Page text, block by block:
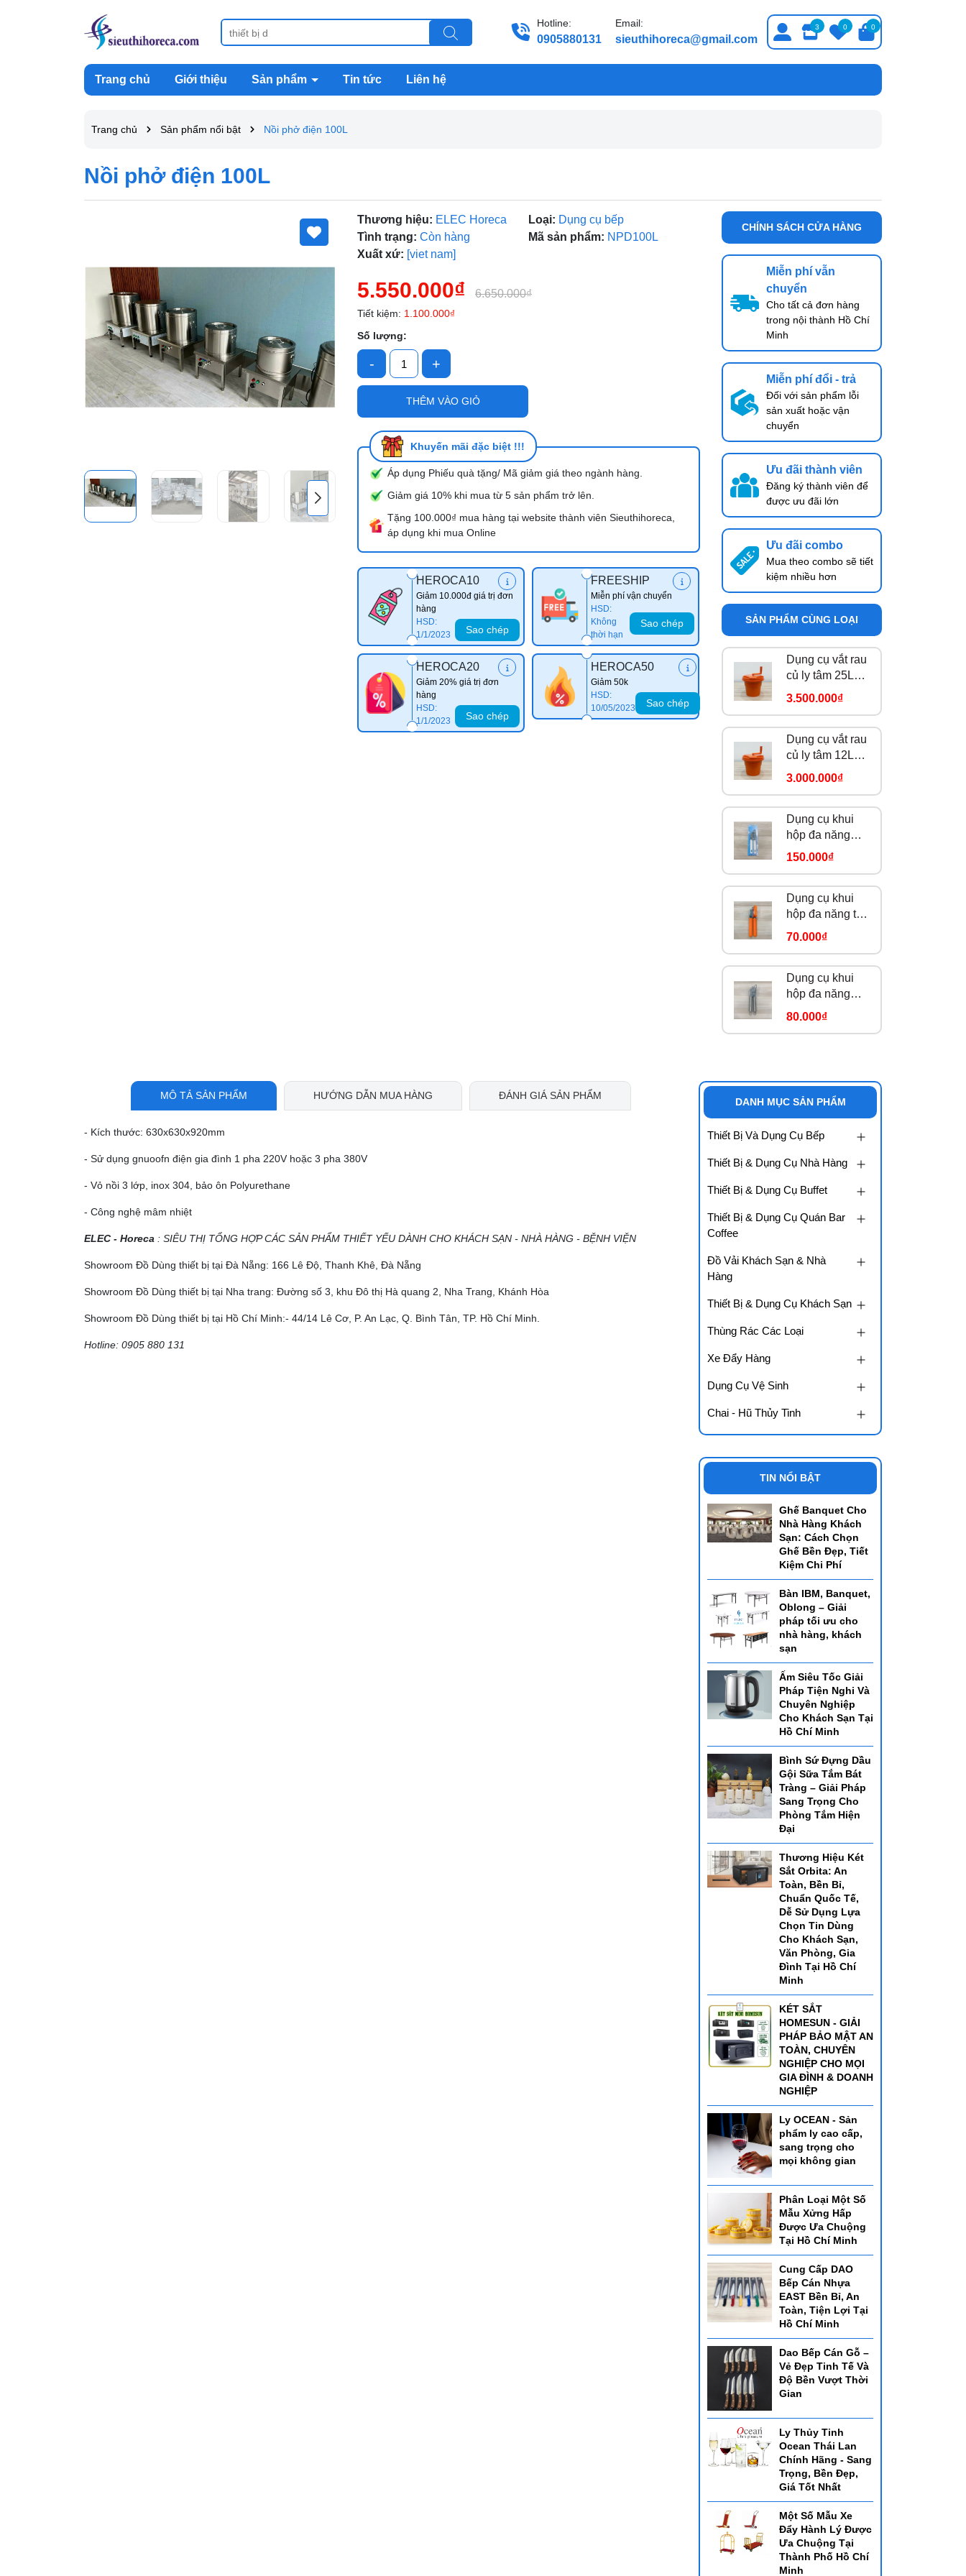
Hotline:
0905880131
Email:
sieuthihoreca@gmail.com
3 0 0
Trang chủ Giới thiệu Sản phẩm Tin tức Liên hệ
Trang chủ Sản phẩm nổi bật Nồi phở điện 100L
Nồi phở điện 100L
Thương hiệu: ELEC Horeca Loại: Dụng cụ bếp
Tình trạng: Còn hàng Mã sản phẩm: NPD100L
Xuất xứ: [viet nam]
5.550.000₫ 6.650.000₫
Tiết kiệm: 1.100.000₫
Số lượng:
- +
THÊM VÀO GIỎ
Khuyến mãi đặc biệt !!!
Áp dụng Phiếu quà tặng/ Mã giảm giá theo ngành hàng.
Giảm giá 10% khi mua từ 5 sản phẩm trở lên.
Tặng 100.000₫ mua hàng tại website thành viên Sieuthihoreca,
áp dụng khi mua Online
HEROCA10
Giảm 10.000đ giá trị đơn
hàng
HSD:
1/1/2023
Sao chép
FREESHIP
Miễn phí vận chuyển
HSD:
Không
thời hạn
Sao chép
HEROCA20
Giảm 20% giá trị đơn
hàng
HSD:
1/1/2023
Sao chép
HEROCA50
Giảm 50k
HSD:
10/05/2023
Sao chép
Mã giảm giá:
Ngày hết hạn:
CHÍNH SÁCH CỬA HÀNG
Miễn phí vẫn
chuyển
Cho tất cả đơn hàng
trong nội thành Hồ Chí
Minh
Miễn phí đổi - trả
Đối với sản phẩm lỗi
sản xuất hoặc vận
chuyển
Ưu đãi thành viên
Đăng ký thành viên để
được ưu đãi lớn
Ưu đãi combo
Mua theo combo sẽ tiết
kiệm nhiều hơn
SẢN PHẨM CÙNG LOẠI
Dụng cụ vắt rau
củ ly tâm 25L
DC0398
3.500.000₫
Dụng cụ vắt rau
củ ly tâm 12L
DC0396
3.000.000₫
Dụng cụ khui
hộp đa năng
FZ-06
150.000₫
Dụng cụ khui
hộp đa năng tay
cầm cam
70.000₫
Dụng cụ khui
hộp đa năng
184913
80.000₫
MÔ TẢ SẢN PHẨM HƯỚNG DẪN MUA HÀNG ĐÁNH GIÁ SẢN PHẨM
- Kích thước: 630x630x920mm
- Sử dụng gnuoofn điện gia đình 1 pha 220V hoặc 3 pha 380V
- Vỏ nồi 3 lớp, inox 304, bảo ôn Polyurethane
- Công nghệ mâm nhiệt
ELEC - Horeca : SIÊU THỊ TỔNG HỢP CÁC SẢN PHẨM THIẾT YẾU DÀNH CHO KHÁCH SẠN - NHÀ HÀNG - BỆNH VIỆN
Showroom Đồ Dùng thiết bị tại Đà Nẵng: 166 Lê Độ, Thanh Khê, Đà Nẵng
Showroom Đồ Dùng thiết bị tại Nha trang: Đường số 3, khu Đô thị Hà quang 2, Nha Trang, Khánh Hòa
Showroom Đồ Dùng thiết bị tại Hồ Chí Minh:- 44/14 Lê Cơ, P. An Lạc, Q. Bình Tân, TP. Hồ Chí Minh.
Hotline: 0905 880 131
DANH MỤC SẢN PHẨM
Thiết Bị Và Dụng Cụ Bếp
Thiết Bị & Dụng Cụ Nhà Hàng
Thiết Bị & Dụng Cụ Buffet
Thiết Bị & Dụng Cụ Quán Bar
Coffee
Đồ Vải Khách Sạn & Nhà
Hàng
Thiết Bị & Dụng Cụ Khách Sạn
Thùng Rác Các Loại
Xe Đẩy Hàng
Dụng Cụ Vệ Sinh
Chai - Hũ Thủy Tinh
TIN NỔI BẬT
Ghế Banquet Cho
Nhà Hàng Khách
Sạn: Cách Chọn
Ghế Bền Đẹp, Tiết
Kiệm Chi Phí
Bàn IBM, Banquet,
Oblong – Giải
pháp tối ưu cho
nhà hàng, khách
sạn
Ấm Siêu Tốc Giải
Pháp Tiện Nghi Và
Chuyên Nghiệp
Cho Khách Sạn Tại
Hồ Chí Minh
Bình Sứ Đựng Dầu
Gội Sữa Tắm Bát
Tràng – Giải Pháp
Sang Trọng Cho
Phòng Tắm Hiện
Đại
Thương Hiệu Két
Sắt Orbita: An
Toàn, Bền Bỉ,
Chuẩn Quốc Tế,
Dễ Sử Dụng Lựa
Chọn Tin Dùng
Cho Khách Sạn,
Văn Phòng, Gia
Đình Tại Hồ Chí
Minh
KÉT SẮT
HOMESUN - GIẢI
PHÁP BẢO MẬT AN
TOÀN, CHUYÊN
NGHIỆP CHO MỌI
GIA ĐÌNH & DOANH
NGHIỆP
Ly OCEAN - Sản
phẩm ly cao cấp,
sang trọng cho
mọi không gian
Phân Loại Một Số
Mẫu Xửng Hấp
Được Ưa Chuộng
Tại Hồ Chí Minh
Cung Cấp DAO
Bếp Cán Nhựa
EAST Bền Bỉ, An
Toàn, Tiện Lợi Tại
Hồ Chí Minh
Dao Bếp Cán Gỗ –
Vẻ Đẹp Tinh Tế Và
Độ Bền Vượt Thời
Gian
Ly Thủy Tinh
Ocean Thái Lan
Chính Hãng - Sang
Trọng, Bền Đẹp,
Giá Tốt Nhất
Một Số Mẫu Xe
Đẩy Hành Lý Được
Ưa Chuộng Tại
Thành Phố Hồ Chí
Minh